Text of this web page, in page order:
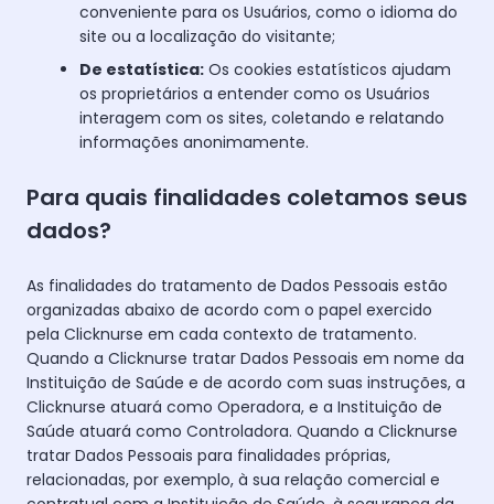
conveniente para os Usuários, como o idioma do
site ou a localização do visitante;
De estatística: Os cookies estatísticos ajudam
os proprietários a entender como os Usuários
interagem com os sites, coletando e relatando
informações anonimamente.
Para quais finalidades coletamos seus
dados?
As finalidades do tratamento de Dados Pessoais estão
organizadas abaixo de acordo com o papel exercido
pela Clicknurse em cada contexto de tratamento.
Quando a Clicknurse tratar Dados Pessoais em nome da
Instituição de Saúde e de acordo com suas instruções, a
Clicknurse atuará como Operadora, e a Instituição de
Saúde atuará como Controladora. Quando a Clicknurse
tratar Dados Pessoais para finalidades próprias,
relacionadas, por exemplo, à sua relação comercial e